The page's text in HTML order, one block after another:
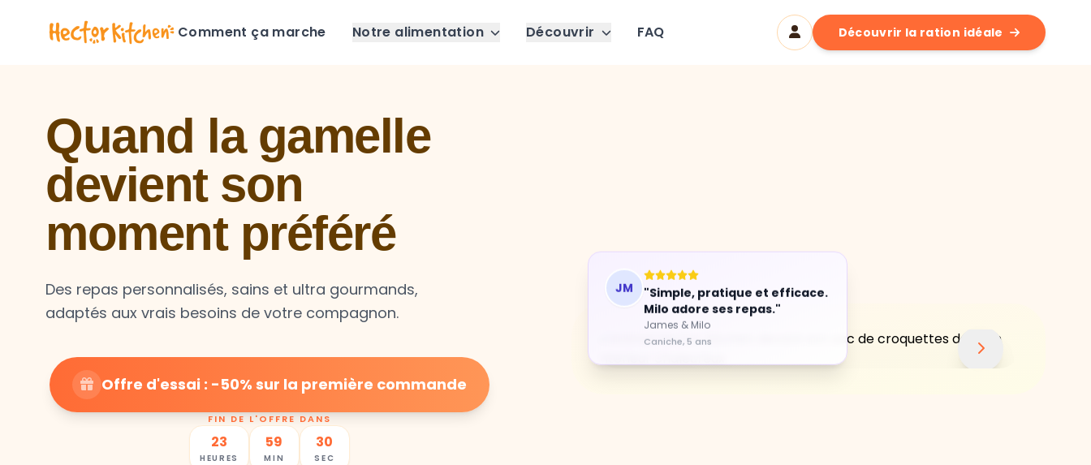
Comment ça marche Notre alimentation Découvrir FAQ Découvrir la ration idéale
Quand la gamelle
devient son
moment préféré
Des repas personnalisés, sains et ultra gourmands,
adaptés aux vrais besoins de votre compagnon.
Offre d'essai : -50% sur la première commande
FIN DE L'OFFRE DANS
23
HEURES
59
MIN
27
SEC
JM
"Simple, pratique et efficace.
Milo adore ses repas."
James & Milo